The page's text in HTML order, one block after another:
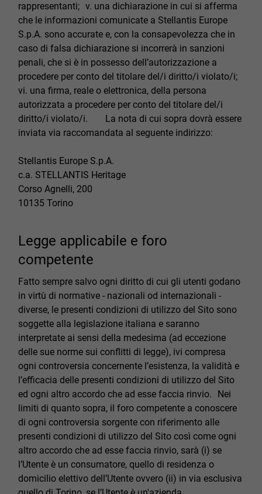
rappresentanti; v. una dichiarazione in cui si afferma
che le informazioni comunicate a Stellantis Europe
S.p.A. sono accurate e, con la consapevolezza che in
caso di falsa dichiarazione si incorrerà in sanzioni
penali, che si è in possesso dell’autorizzazione a
procedere per conto del titolare del/i diritto/i violato/i;
vi. una firma, reale o elettronica, della persona
autorizzata a procedere per conto del titolare del/i
diritto/i violato/i. La nota di cui sopra dovrà essere
inviata via raccomandata al seguente indirizzo:
Stellantis Europe S.p.A.
c.a. STELLANTIS Heritage
Corso Agnelli, 200
10135 Torino
Legge applicabile e foro
competente
Fatto sempre salvo ogni diritto di cui gli utenti godano
in virtù di normative - nazionali od internazionali -
diverse, le presenti condizioni di utilizzo del Sito sono
soggette alla legislazione italiana e saranno
interpretate ai sensi della medesima (ad eccezione
delle sue norme sui conflitti di legge), ivi compresa
ogni controversia concernente l’esistenza, la validità e
l’efficacia delle presenti condizioni di utilizzo del Sito
ed ogni altro accordo che ad esse faccia rinvio. Nei
limiti di quanto sopra, il foro competente a conoscere
di ogni controversia sorgente con riferimento alle
presenti condizioni di utilizzo del Sito così come ogni
altro accordo che ad esse faccia rinvio, sarà (i) se
l’Utente è un consumatore, quello di residenza o
domicilio elettivo dell’Utente ovvero (ii) in via esclusiva